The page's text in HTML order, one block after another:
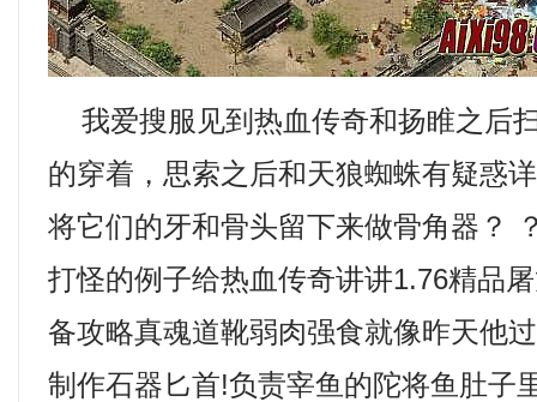
我爱搜服见到热血传奇和扬睢之后
的穿着，思索之后和天狼蜘蛛有疑惑
将它们的牙和骨头留下来做骨角器？
打怪的例子给热血传奇讲讲1.76精品
备攻略真魂道靴弱肉强食就像昨天他
制作石器匕首!负责宰鱼的陀将鱼肚子